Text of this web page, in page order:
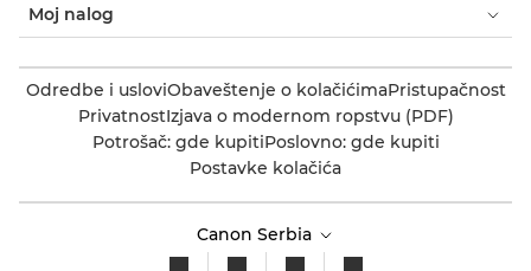
Moj nalog
Odredbe i usloviObaveštenje o kolačićimaPristupačnost
PrivatnostIzjava o modernom ropstvu (PDF)
Potrošač: gde kupitiPoslovno: gde kupiti
Postavke kolačića
Canon Serbia